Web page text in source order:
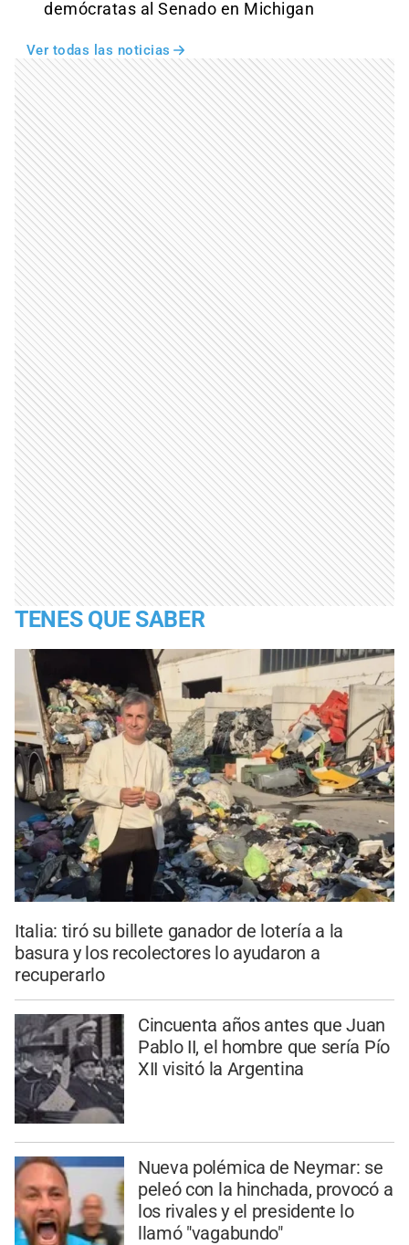
demócratas al Senado en Michigan
Ver todas las noticias
TENES QUE SABER
Italia: tiró su billete ganador de lotería a la
basura y los recolectores lo ayudaron a
recuperarlo
Cincuenta años antes que Juan
Pablo II, el hombre que sería Pío
XII visitó la Argentina
Nueva polémica de Neymar: se
peleó con la hinchada, provocó a
los rivales y el presidente lo
llamó "vagabundo"